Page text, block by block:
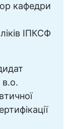
кафедри
ІПКСФ
в.о.